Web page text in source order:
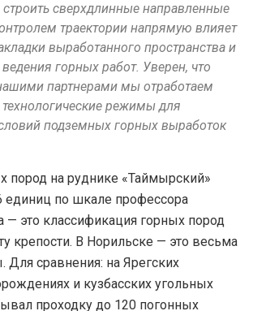
сверхдлинные направленные
траектории напрямую влияет
выработанного пространства и
горных работ. Уверен, что
партнерами мы отработаем
режимы для
подземных горных выработок
пород на руднике «Таймырский»
единиц по шкале профессора
— это классификация горных пород
крепости. В Норильске — это весьма
Для сравнения: на Ярегских
и кузбасских угольных
проходку до 120 погонных